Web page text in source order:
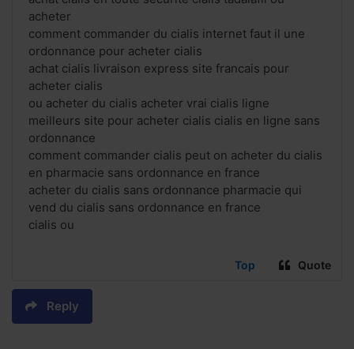
acheter
comment commander du cialis internet faut il une
ordonnance pour acheter cialis
achat cialis livraison express site francais pour
acheter cialis
ou acheter du cialis acheter vrai cialis ligne
meilleurs site pour acheter cialis cialis en ligne sans
ordonnance
comment commander cialis peut on acheter du cialis
en pharmacie sans ordonnance en france
acheter du cialis sans ordonnance pharmacie qui
vend du cialis sans ordonnance en france
cialis ou
Top Quote
Reply